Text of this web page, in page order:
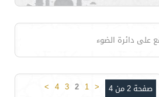
على دائرة الضوء
صفحة 2 من 4 <
1
2
3
4
>